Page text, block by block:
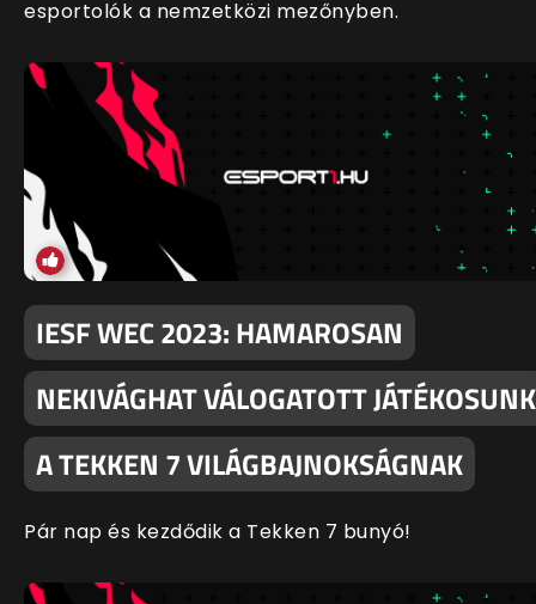
esportolók a nemzetközi mezőnyben.
IESF WEC 2023: HAMAROSAN
NEKIVÁGHAT VÁLOGATOTT JÁTÉKOSUNK
A TEKKEN 7 VILÁGBAJNOKSÁGNAK
Pár nap és kezdődik a Tekken 7 bunyó!